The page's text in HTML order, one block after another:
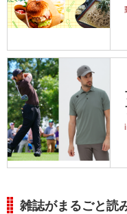
雑誌がまるごと読